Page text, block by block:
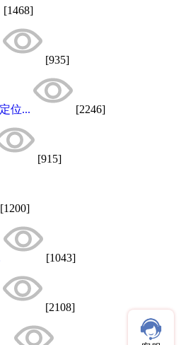
[1468]
[935]
位... [2246]
[915]
[1200]
[1043]
[2108]